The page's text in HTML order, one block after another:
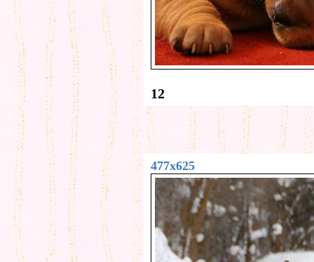
12
477x625